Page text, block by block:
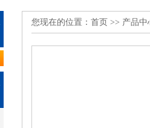
您现在的位置： 首页 >> 产品中